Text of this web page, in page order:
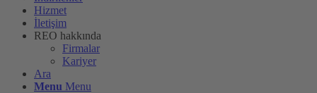
Hizmet
İletişim
REO hakkında
Firmalar
Kariyer
Ara
Menu Menu